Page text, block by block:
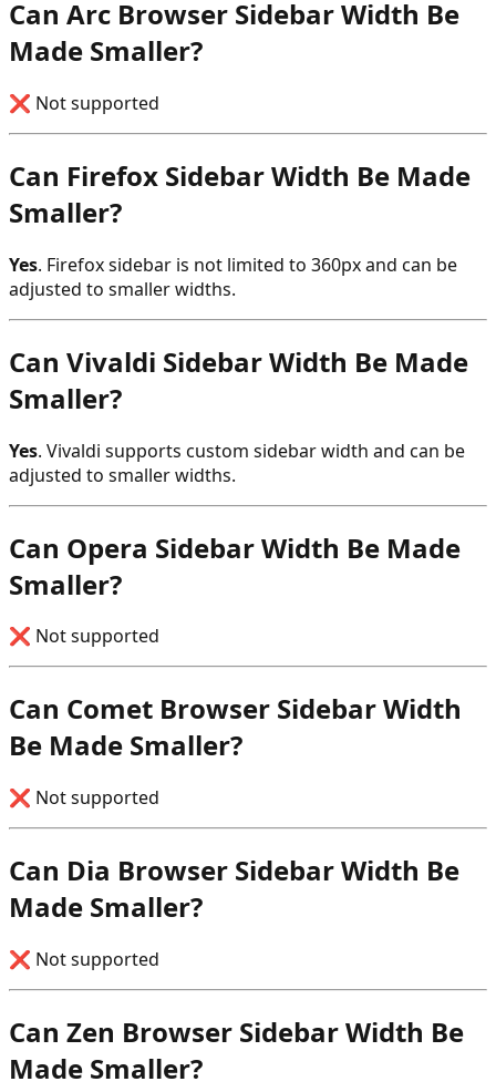
Can Arc Browser Sidebar Width Be
Made Smaller?
❌ Not supported
Can Firefox Sidebar Width Be Made
Smaller?
Yes. Firefox sidebar is not limited to 360px and can be
adjusted to smaller widths.
Can Vivaldi Sidebar Width Be Made
Smaller?
Yes. Vivaldi supports custom sidebar width and can be
adjusted to smaller widths.
Can Opera Sidebar Width Be Made
Smaller?
❌ Not supported
Can Comet Browser Sidebar Width
Be Made Smaller?
❌ Not supported
Can Dia Browser Sidebar Width Be
Made Smaller?
❌ Not supported
Can Zen Browser Sidebar Width Be
Made Smaller?